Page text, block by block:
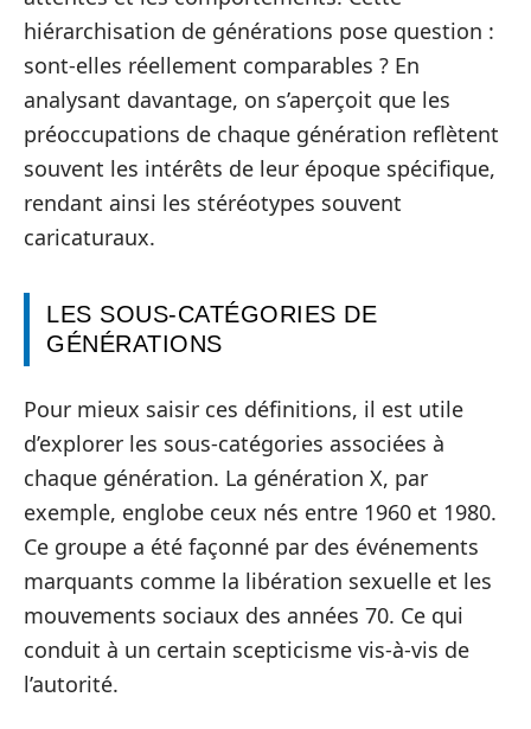
hiérarchisation de générations pose question :
sont-elles réellement comparables ? En
analysant davantage, on s’aperçoit que les
préoccupations de chaque génération reflètent
souvent les intérêts de leur époque spécifique,
rendant ainsi les stéréotypes souvent
caricaturaux.
LES SOUS-CATÉGORIES DE
GÉNÉRATIONS
Pour mieux saisir ces définitions, il est utile
d’explorer les sous-catégories associées à
chaque génération. La génération X, par
exemple, englobe ceux nés entre 1960 et 1980.
Ce groupe a été façonné par des événements
marquants comme la libération sexuelle et les
mouvements sociaux des années 70. Ce qui
conduit à un certain scepticisme vis-à-vis de
l’autorité.